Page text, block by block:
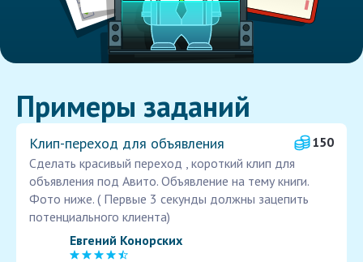
Примеры заданий
Клип-переход для объявления
150
Сделать красивый переход , короткий клип для
объявления под Авито. Объявление на тему книги.
Фото ниже. ( Первые 3 секунды должны зацепить
потенциального клиента)
Евгений Конорских